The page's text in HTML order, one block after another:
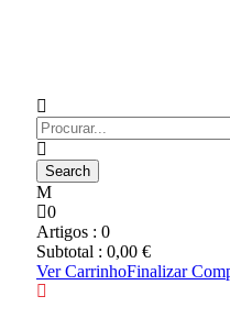
0
Artigos : 0
Subtotal : 0,00 €
Ver CarrinhoFinalizar